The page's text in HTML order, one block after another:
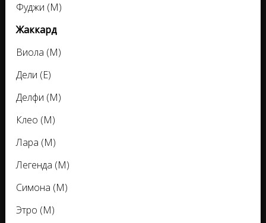
Фуджи (M)
Жаккард
Виола (M)
Дели (E)
Делфи (M)
Клео (M)
Лара (M)
Легенда (M)
Симона (M)
Этро (M)